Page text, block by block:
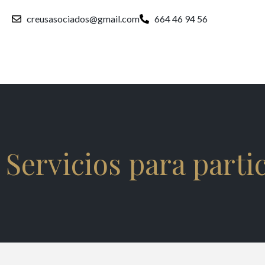
creusasociados@gmail.com 664 46 94 56
Servicios para